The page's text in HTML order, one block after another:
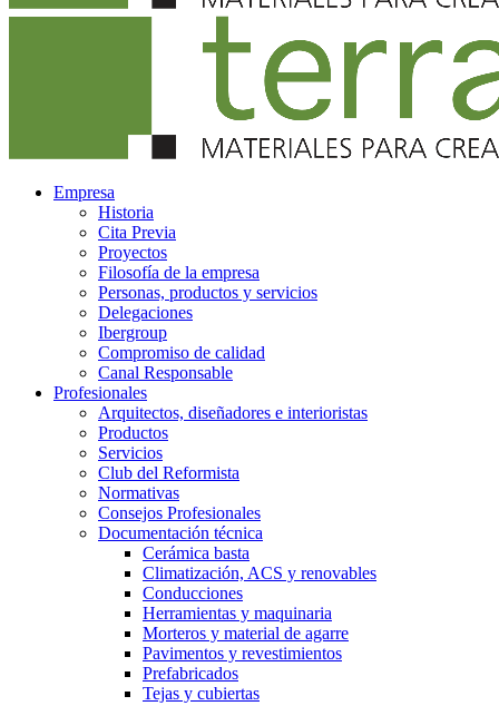
Empresa
Historia
Cita Previa
Proyectos
Filosofía de la empresa
Personas, productos y servicios
Delegaciones
Ibergroup
Compromiso de calidad
Canal Responsable
Profesionales
Arquitectos, diseñadores e interioristas
Productos
Servicios
Club del Reformista
Normativas
Consejos Profesionales
Documentación técnica
Cerámica basta
Climatización, ACS y renovables
Conducciones
Herramientas y maquinaria
Morteros y material de agarre
Pavimentos y revestimientos
Prefabricados
Tejas y cubiertas